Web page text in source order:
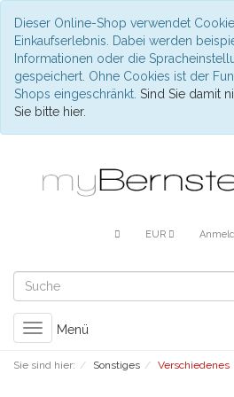
Dieser Online-Shop verwendet
Einkaufserlebnis. Dabei werden
Informationen oder die
gespeichert. Ohne Cookies ist der
Shops eingeschränkt. Sind Sie damit
Sie bitte hier.
EUR
Toggle
navigation
Menü
Sie sind hier: Sonstiges Verschiedenes